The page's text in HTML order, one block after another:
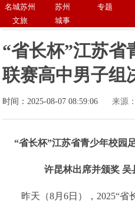
名城苏州 苏州 专题
文旅
城事
“省长杯”江苏省
联赛高中男子组
时间：2025-08-07 08:59:06 来源
“省长杯”江苏省青少年校园
许昆林出席并颁奖 吴
昨天（8月6日），2025“省